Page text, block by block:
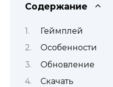
Содержание
Геймплей
Особенности
Обновление
Скачать